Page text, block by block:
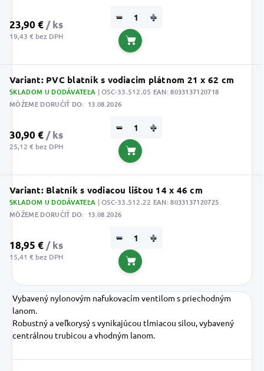
23,90 € / ks
19,43 € bez DPH
+
−
Do košíka
Variant: PVC blatník s vodiacim plátnom 21 x 62 cm
SKLADOM U DODÁVATEĽA | OSC-33.512.05 EAN:8033137120718
MÔŽEME DORUČIŤ DO: 13.08.2026
30,90 € / ks
25,12 € bez DPH
+
−
Do košíka
Variant: Blatník s vodiacou lištou 14 x 46 cm
SKLADOM U DODÁVATEĽA | OSC-33.512.22 EAN:8033137120725
MÔŽEME DORUČIŤ DO: 13.08.2026
18,95 € / ks
15,41 € bez DPH
+
−
Do košíka
Vybavený nylonovým nafukovacím ventilom s priechodným
lanom.
Robustný a veľkorysý s vynikajúcou tlmiacou silou, vybavený
centrálnou trubicou a vhodným lanom.